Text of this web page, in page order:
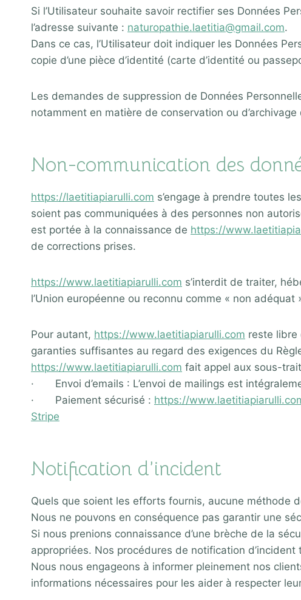
Si l’Utilisateur souhaite savoir rectifier ses Données
l’adresse suivante : naturopathie.laetitia@gmail.com.
Dans ce cas, l’Utilisateur doit indiquer les Données
copie d’une pièce d’identité (carte d’identité ou
Les demandes de suppression de Données
notamment en matière de conservation ou
Non-communication des
https://laetitiapiarulli.com s’engage à prendre toutes
soient pas communiquées à des personnes non
est portée à la connaissance de https://
de corrections prises.
https://www.laetitiapiarulli.com s’interdit de traiter,
l’Union européenne ou reconnu comme « non
Pour autant, https://www.laetitiapiarulli.com reste libre
garanties suffisantes au regard des exigences du
https://www.laetitiapiarulli.com fait appel aux sous-
· Envoi d’emails : L’envoi de mailings est
· Paiement sécurisé : https://
Stripe
Notification d’incident​
Quels que soient les efforts fournis, aucune méthode
Nous ne pouvons en conséquence pas garantir une
Si nous prenions connaissance d’une brèche de la
appropriées. Nos procédures de notification
Nous nous engageons à informer pleinement nos
informations nécessaires pour les aider à respecter